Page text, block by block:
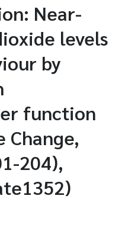
Near-
levels
by
function
Change,
204),